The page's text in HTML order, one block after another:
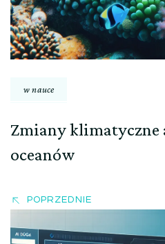
w nauce
Zmiany klimatyczne
oceanów
POPRZEDNIE